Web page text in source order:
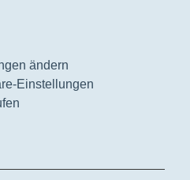
ändern
Einstellungen